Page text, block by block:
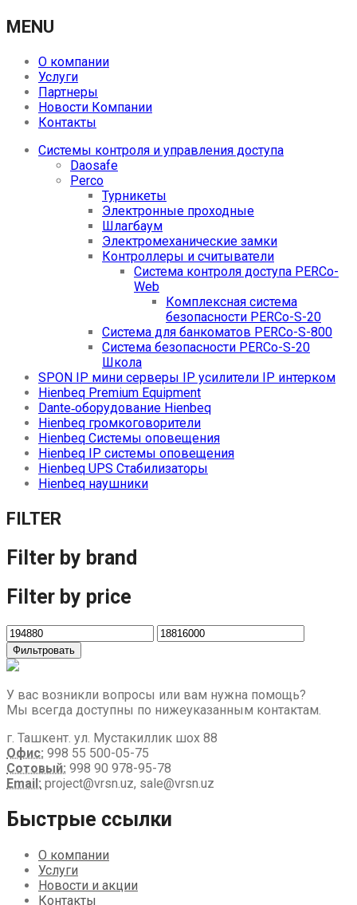
MENU
О компании
Услуги
Партнеры
Новости Компании
Контакты
Системы контроля и управления доступа
Daosafe
Perco
Турникеты
Электронные проходные
Шлагбаум
Электромеханические замки
Контроллеры и считыватели
Система контроля доступа PERCo-
Web
Комплексная система
безопасности PERCo-S-20
Система для банкоматов PERCo-S-800
Система безопасности PERCo-S-20
Школа
SPON IP мини серверы IP усилители IP интерком
Hienbeq Premium Equipment
Dante‑оборудование Hienbeq
Hienbeq громкоговорители
Hienbeq Системы оповещения
Hienbeq IP системы оповещения
Hienbeq UPS Стабилизаторы
Hienbeq наушники
FILTER
Filter by brand
Filter by price
Фильтровать
У вас возникли вопросы или вам нужна помощь?
Мы всегда доступны по нижеуказанным контактам.
г. Ташкент. ул. Мустакиллик шох 88
Офис: 998 55 500-05-75
Сотовый: 998 90 978-95-78
Email: project@vrsn.uz, sale@vrsn.uz
Быстрые ссылки
О компании
Услуги
Новости и акции
Контакты